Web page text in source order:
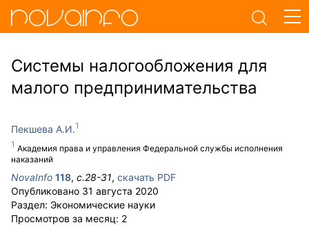
Системы налогообложения для
малого предпринимательства
Пекшева А.И.
Академия права и управления Федеральной службы исполнения
наказаний
NovaInfo 118, с.28-31, скачать PDF
Опубликовано 31 августа 2020
Раздел: Экономические науки
Просмотров за месяц: 2